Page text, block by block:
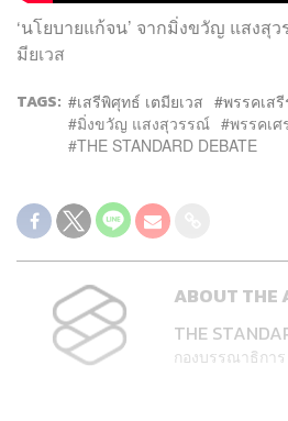
‘นโยบายแก้จน’ จากมิ่งขวัญ แสงสุ
มียเวส
TAGS: เสรีพิศุทธ์ เตมียเวส
พรรคเส
มิ่งขวัญ แสงสุวรรณ์
พรรคเศ
THE STANDARD DEBATE
ABOUT THE
THE
กองบรรณาธิการ